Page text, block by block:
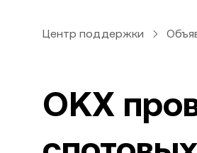
Центр поддержки
OKX